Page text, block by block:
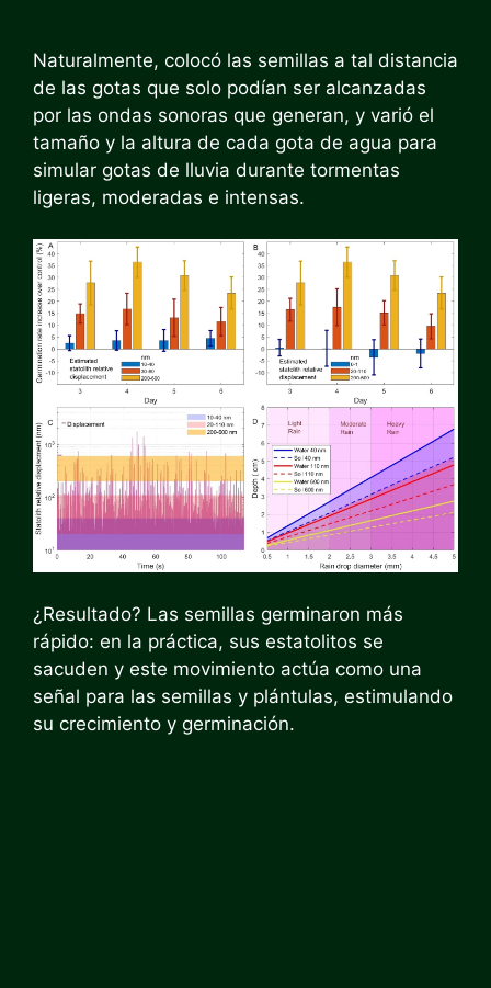
Naturalmente, colocó las semillas a tal distancia
de las gotas que solo podían ser alcanzadas
por las ondas sonoras que generan, y varió el
tamaño y la altura de cada gota de agua para
simular gotas de lluvia durante tormentas
ligeras, moderadas e intensas.
¿Resultado? Las semillas germinaron más
rápido: en la práctica, sus estatolitos se
sacuden y este movimiento actúa como una
señal para las semillas y plántulas, estimulando
su crecimiento y germinación.